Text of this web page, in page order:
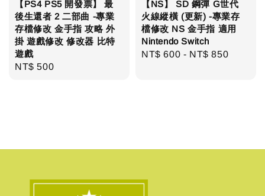
【PS4 PS5 開發票】 最
後生還者 2 二部曲 -專業
存檔修改 金手指 攻略 外
掛 遊戲修改 修改器 比特
遊戲
Regular
NT$ 500
【NS】 SD 鋼彈 G世代
火線縱橫 (更新) -專業存
檔修改 NS 金手指 適用
Nintendo Switch
Regular
NT$ 600 - NT$ 850